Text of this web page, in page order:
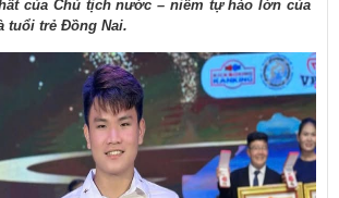
của Chủ tịch nước – niềm tự hào lớn của
tuổi trẻ Đồng Nai.